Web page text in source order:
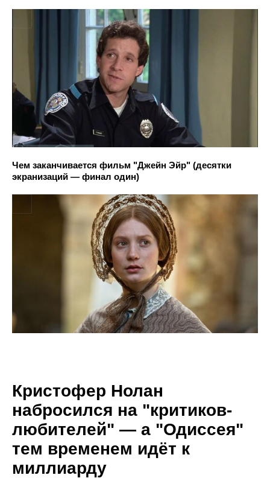
Чем заканчивается фильм "Джейн Эйр" (десятки
экранизаций — финал один)
Кристофер Нолан
набросился на "критиков-
любителей" — а "Одиссея"
тем временем идёт к
миллиарду